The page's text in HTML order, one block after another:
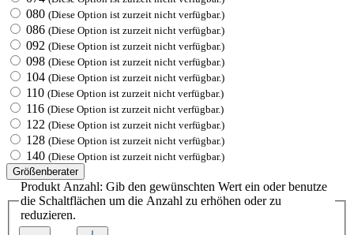
080 (Diese Option ist zurzeit nicht verfügbar.)
086 (Diese Option ist zurzeit nicht verfügbar.)
092 (Diese Option ist zurzeit nicht verfügbar.)
098 (Diese Option ist zurzeit nicht verfügbar.)
104 (Diese Option ist zurzeit nicht verfügbar.)
110 (Diese Option ist zurzeit nicht verfügbar.)
116 (Diese Option ist zurzeit nicht verfügbar.)
122 (Diese Option ist zurzeit nicht verfügbar.)
128 (Diese Option ist zurzeit nicht verfügbar.)
140 (Diese Option ist zurzeit nicht verfügbar.)
Größenberater
Produkt Anzahl: Gib den gewünschten Wert ein oder benutze
die Schaltflächen um die Anzahl zu erhöhen oder zu
reduzieren.